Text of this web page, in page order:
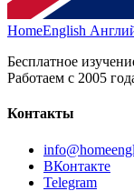
HomeEnglish
Бесплатное
Работаем с 2005
Контакты
ВКонтакте
Telegram